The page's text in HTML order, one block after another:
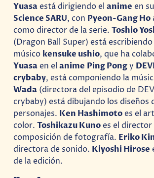
Yuasaestá dirigiendo elanime en
Science SARU, con Pyeon-Gang Ho
como director de la serie.Toshio
(Dragon Ball Super) está
músico kensuke ushio, que ha
Yuasaen elanime Ping Pongy
crybaby, está componiendo la
Wada (directora del episodio de
crybaby) está dibujando los diseños
personajes. Ken Hashimotoes el
color.Toshikazu Kunoes el director
composición de fotografía. Eriko
directora de sonido. Kiyoshi Hirose
de la edición.